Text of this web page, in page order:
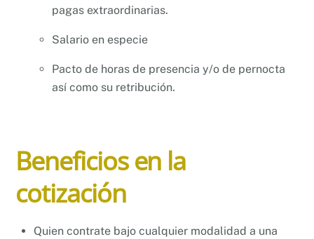
pagas extraordinarias.
Salario en especie
Pacto de horas de presencia y/o de pernocta
así como su retribución.
Beneficios en la
cotización
Quien contrate bajo cualquier modalidad a una